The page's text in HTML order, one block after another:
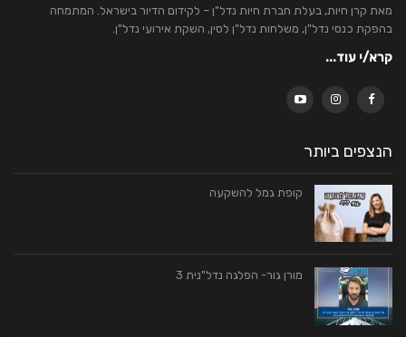
מאת קרן חיות, בעלת חברת חיות נדל"ן – לקידום הדיור בישראל. המתמחה
בהפקת כנסי נדל"ן, משלחות נדל"ן לסין, השקת אירועי נדל"ן.
קרא/י עוד...
הנצפים ביותר
קופת גמל להשקעה
מורן גור- הפלגה נדל"נית 3